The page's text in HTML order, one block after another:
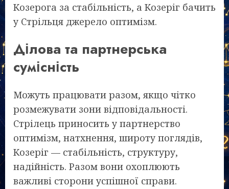
Козерога за стабільність, а Козеріг бачить
у Стрільця джерело оптимізм.
Ділова та партнерська
сумісність
Можуть працювати разом, якщо чітко
розмежувати зони відповідальності.
Стрілець приносить у партнерство
оптимізм, натхнення, широту поглядів,
Козеріг — стабільність, структуру,
надійність. Разом вони охоплюють
важливі сторони успішної справи.